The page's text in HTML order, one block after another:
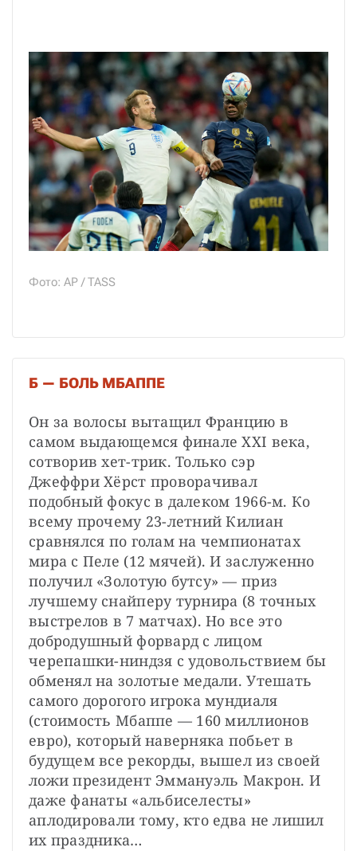
Фото: AP / TASS
Б — БОЛЬ МБАППЕ
Он за волосы вытащил Францию в
самом выдающемся финале XXI века,
сотворив хет-трик. Только сэр
Джеффри Хёрст проворачивал
подобный фокус в далеком 1966-м. Ко
всему прочему 23-летний Килиан
сравнялся по голам на чемпионатах
мира с Пеле (12 мячей). И заслуженно
получил «Золотую бутсу» — приз
лучшему снайперу турнира (8 точных
выстрелов в 7 матчах). Но все это
добродушный форвард с лицом
черепашки-ниндзя с удовольствием бы
обменял на золотые медали. Утешать
самого дорогого игрока мундиаля
(стоимость Мбаппе — 160 миллионов
евро), который наверняка побьет в
будущем все рекорды, вышел из своей
ложи президент Эммануэль Макрон. И
даже фанаты «альбиселесты»
аплодировали тому, кто едва не лишил
их праздника…